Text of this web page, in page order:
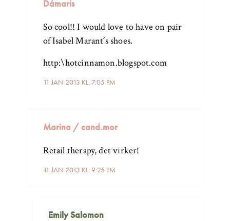
Dámaris
11 JAN 2013 KL. 7:05 PM
So cool!! I would love to have on pair
of Isabel Marant´s shoes.
http:\hotcinnamon.blogspot.com
Marina / cand.mor
11 JAN 2013 KL. 9:25 PM
Retail therapy, det virker!
Emily Salomon